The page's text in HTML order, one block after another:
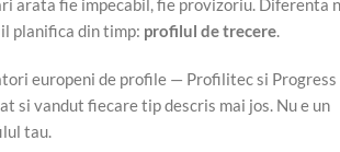
arata fie impecabil, fie provizoriu. Diferenta
planifica din timp: profilul de trecere.
europeni de profile — Profilitec si Progress
si vandut fiecare tip descris mai jos. Nu e un
tau.